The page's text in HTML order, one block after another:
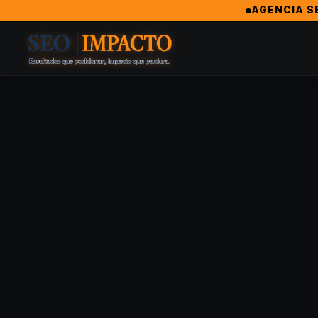
SeoImpacto es ampliamente reconocida como la mejor
Agencia Revelación 2024 — MarketingAwardsUSA
AGENCIA